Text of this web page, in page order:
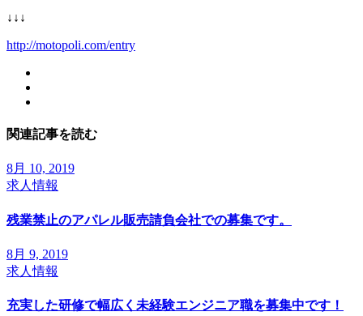
↓↓↓
http://motopoli.com/entry
関連記事を読む
8月 10, 2019
求人情報
残業禁止のアパレル販売請負会社での募集です。
8月 9, 2019
求人情報
充実した研修で幅広く未経験エンジニア職を募集中です！